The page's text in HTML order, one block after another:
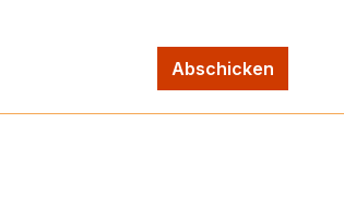
Abschicken